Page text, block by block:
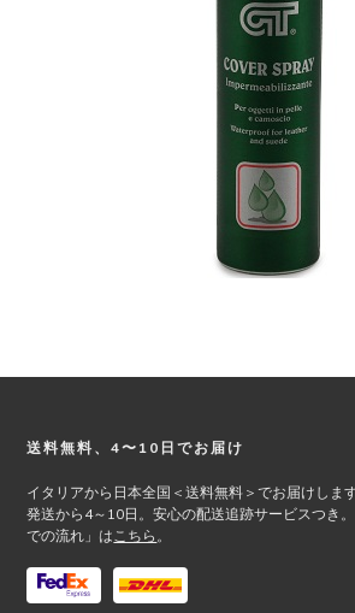
Footer
送料無料、4〜10日でお届け
イタリアから日本全国＜送料無料＞でお届けしま
発送から4～10日。安心の配送追跡サービスつき
での流れ」は こちら 。